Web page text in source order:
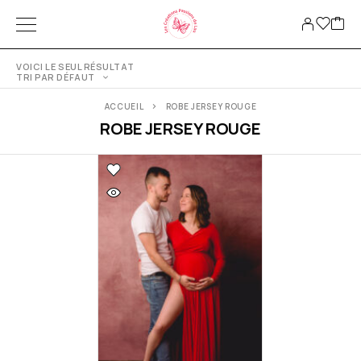
VOICI LE SEUL RÉSULTAT
TRI PAR DÉFAUT
ROBE JERSEY ROUGE
ACCUEIL ROBE JERSEY ROUGE